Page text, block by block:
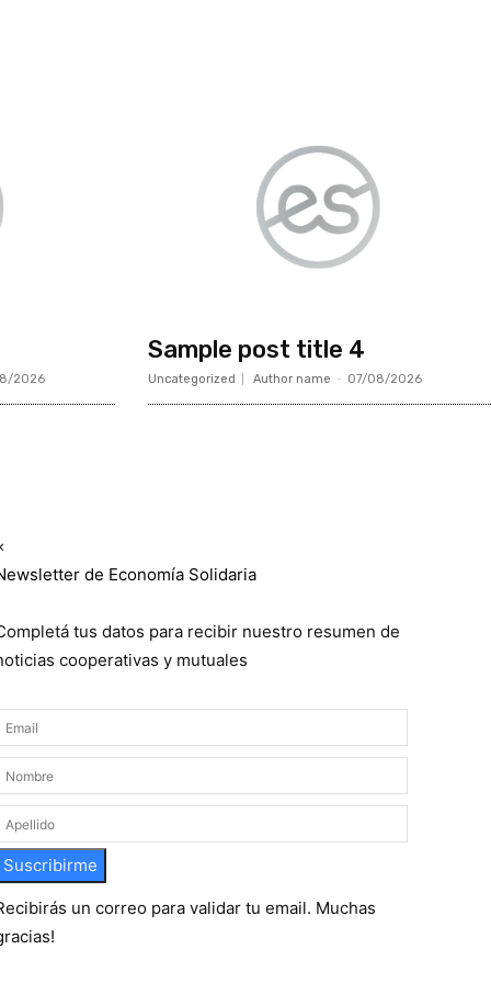
2026
Sample post title 4
Uncategorized Author name - 07/08/2026
de Economía Solidaria
tus datos para recibir nuestro resumen de
cooperativas y mutuales
Suscribirme
un correo para validar tu email. Muchas